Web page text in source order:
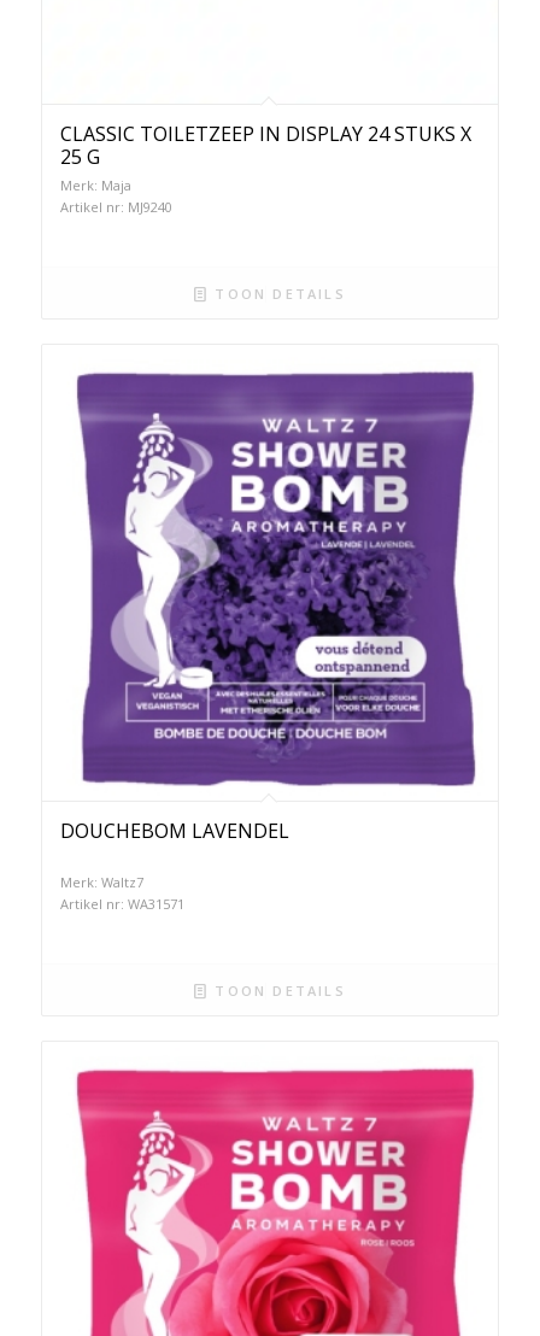
CLASSIC TOILETZEEP IN DISPLAY 24 STUKS X
25 G
Merk: Maja
Artikel nr: MJ9240
TOON DETAILS
DOUCHEBOM LAVENDEL
Merk: Waltz7
Artikel nr: WA31571
TOON DETAILS